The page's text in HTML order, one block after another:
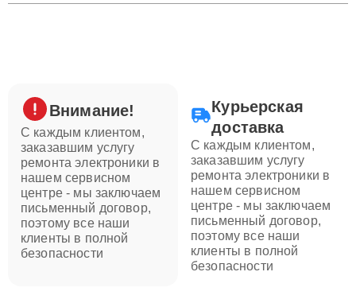
Внимание!
С каждым клиентом,
заказавшим услугу
ремонта электроники в
нашем сервисном
центре - мы заключаем
письменный договор,
поэтому все наши
клиенты в полной
безопасности
Курьерская
доставка
С каждым клиентом,
заказавшим услугу
ремонта электроники в
нашем сервисном
центре - мы заключаем
письменный договор,
поэтому все наши
клиенты в полной
безопасности